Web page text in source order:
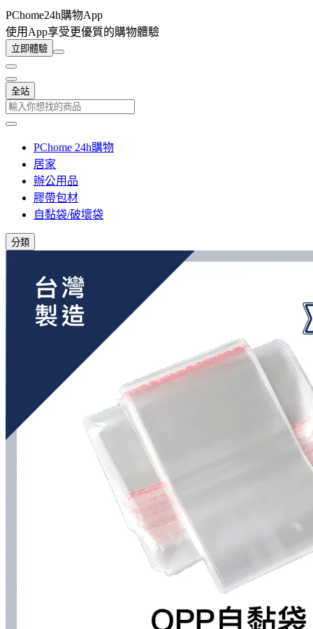
PChome24h購物App
使用App享受更優質的購物體驗
立即體驗
全站
PChome 24h購物
居家
辦公用品
膠帶包材
自黏袋/破壞袋
分類